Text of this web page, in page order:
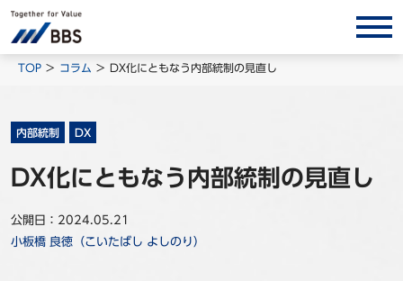
サービス/ソリューション
TOP コラム DX化にともなう内部統制の見直し
内部統制 DX
DX化にともなう内部統制の見直し
公開日：2024.05.21
小板橋 良徳（こいたばし よしのり）